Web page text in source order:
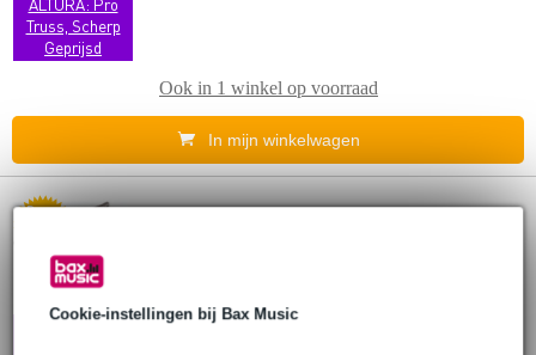
Cookie-instellingen bij Bax Music
ALTURA: Pro
Truss, Scherp
Geprijsd
Ook in 1 winkel op voorraad
In mijn winkelwagen
Popu
[NIEUW]
Op voorraad